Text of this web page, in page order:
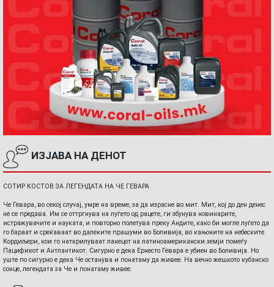
ИЗЈАВА НА ДЕНОТ
СОТИР КОСТОВ ЗА ЛЕГЕНДАТА НА ЧЕ ГЕВАРА
Че Гевара, во секој случај, умре на време, за да израсне во мит. Мит, кој до ден денес
не се предава. Им се оттргнува на луѓето од рацете, ги збунува новинарите,
истражувачите и науката, и повторно полетува преку Андите, како би могле луѓето да
го бараат и среќаваат во далеките прашуми во Боливија, во кањоните на небеските
Кордиљери, кои го наткрилуваат ланецот на латиноамерикански земји помеѓу
Пацификот и Антлантикот. Сигурно е дека Ернесто Гевара е убиен во Боливија. Но
уште по сигурно е дека Че останува и понатаму да живее. На вечно жешкото кубанско
сонце, легендата за Че и понатаму живее.